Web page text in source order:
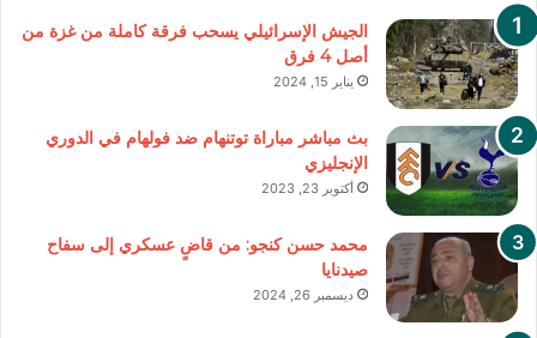
الجيش الإسرائيلي يسحب فرقة كاملة من غزة من
أصل 4 فرق
يناير 15, 2024
بث مباشر مباراة توتنهام ضد فولهام في الدوري
الإنجليزي
أكتوبر 23, 2023
محمد حسن كنجو: من قاضٍ عسكري إلى سفاح
صيدنايا
ديسمبر 26, 2024